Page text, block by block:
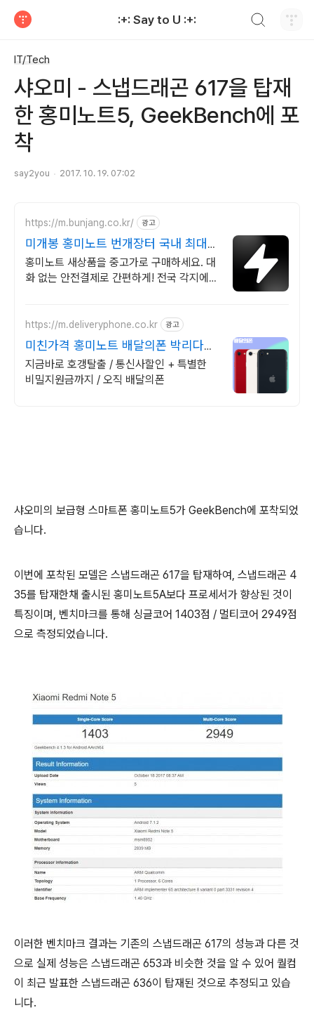
:+: Say to U :+:
IT/Tech
샤오미 - 스냅드래곤 617을 탑재
한 홍미노트5, GeekBench에 포
착
say2you 2017. 10. 19. 07:02
https://m.bunjang.co.kr/ 광고
미개봉 홍미노트 번개장터 국내 최대
브랜드 중고거래
홍미노트 새상품을 중고가로 구매하세요. 대
화 없는 안전결제로 간편하게! 전국 각지에서
https://m.deliveryphone.co.kr 광고
미친가격 홍미노트 배달의폰 박리다매!
무조건 더 할인!
지금바로 호갱탈출 / 통신사할인 + 특별한
비밀지원금까지 / 오직 배달의폰
샤오미의 보급형 스마트폰 홍미노트5가 GeekBench에 포착되었
습니다.
이번에 포착된 모델은 스냅드래곤 617을 탑재하여, 스냅드래곤 4
35를 탑재한채 출시된 홍미노트5A보다 프로세서가 향상된 것이
특징이며, 벤치마크를 통해 싱글코어 1403점 / 멀티코어 2949점
으로 측정되었습니다.
이러한 벤치마크 결과는 기존의 스냅드래곤 617의 성능과 다른 것
으로 실제 성능은 스냅드래곤 653과 비슷한 것을 알 수 있어 퀄컴
이 최근 발표한 스냅드래곤 636이 탑재된 것으로 추정되고 있습
니다.